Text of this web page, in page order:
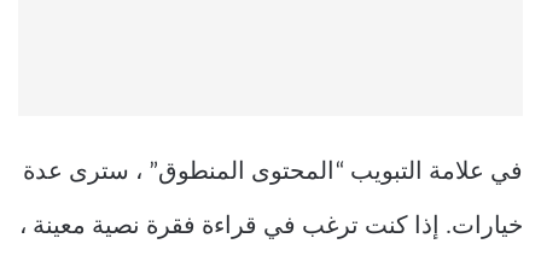
في علامة التبويب “المحتوى المنطوق” ، سترى عدة
خيارات. إذا كنت ترغب في قراءة فقرة نصية معينة ،